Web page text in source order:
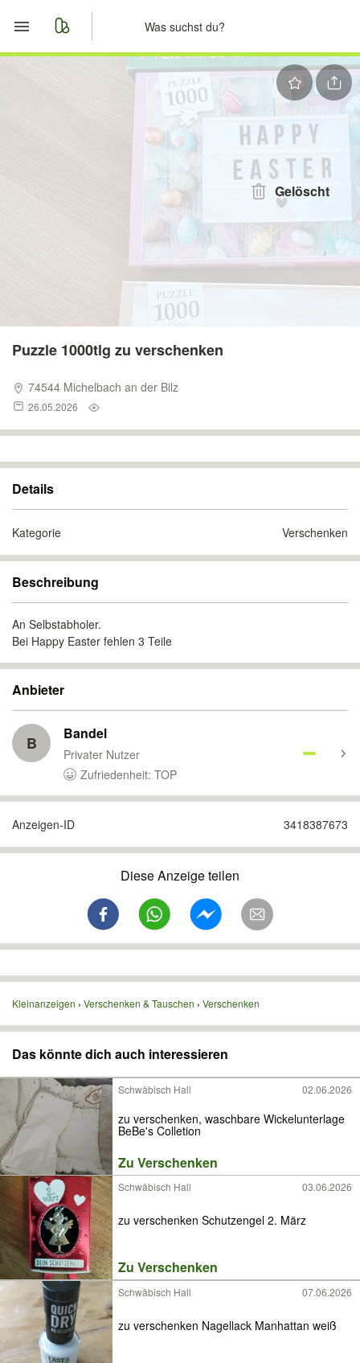
Anzeige aufgeben
Gelöscht
Puzzle 1000tlg zu verschenken
74544 Michelbach an der Bilz
26.05.2026
Details
Kategorie Verschenken
Beschreibung
An Selbstabholer.
Bei Happy Easter fehlen 3 Teile
Anbieter
B Bandel
Privater Nutzer
Zufriedenheit: TOP
Anzeigen-ID 3418387673
Diese Anzeige teilen
Kleinanzeigen Verschenken & Tauschen Verschenken
Das könnte dich auch interessieren
Schwäbisch Hall 02.06.2026
zu verschenken, waschbare Wickelunterlage
BeBe's Colletion
Zu Verschenken
Schwäbisch Hall 03.06.2026
zu verschenken Schutzengel 2. März
Zu Verschenken
Schwäbisch Hall 07.06.2026
zu verschenken Nagellack Manhattan weiß